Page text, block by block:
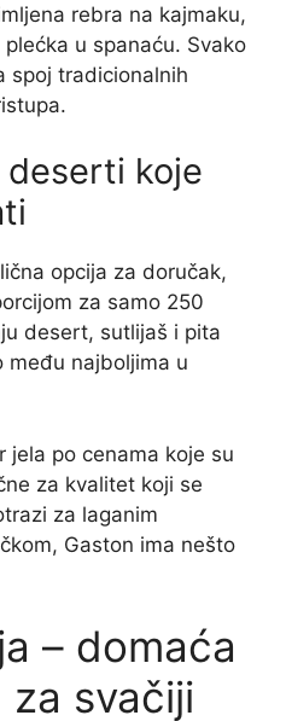
rebra na kajmaku,
u spanaću. Svako
spoj tradicionalnih
deserti koje
opcija za doručak,
za samo 250
desert, sutlijaš i pita
među najboljima u
jela po cenama koje su
za kvalitet koji se
za laganim
Gaston ima nešto
– domaća
za svačiji